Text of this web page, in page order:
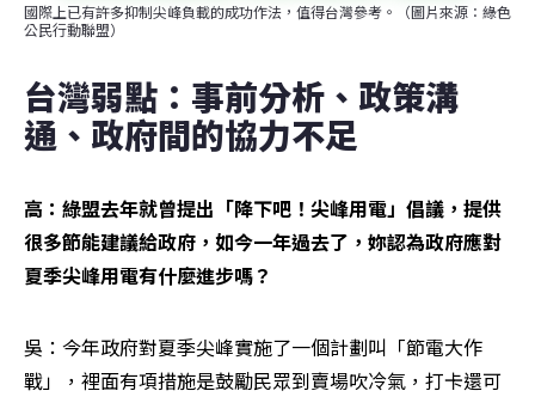
國際上已有許多抑制尖峰負載的成功作法，值得台灣參考。（圖片來源：綠色
公民行動聯盟）
台灣弱點：事前分析、政策溝
通、政府間的協力不足
高：綠盟去年就曾提出「降下吧！尖峰用電」倡議，提供
很多節能建議給政府，如今一年過去了，妳認為政府應對
夏季尖峰用電有什麼進步嗎？
吳：今年政府對夏季尖峰實施了一個計劃叫「節電大作
戰」，裡面有項措施是鼓勵民眾到賣場吹冷氣，打卡還可